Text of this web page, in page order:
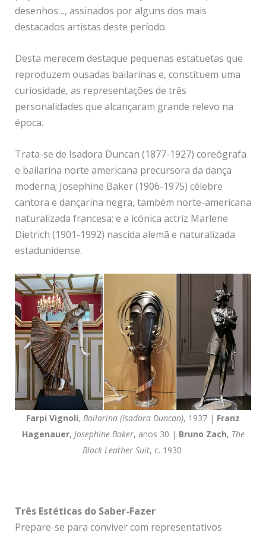
desenhos…, assinados por alguns dos mais
destacados artistas deste período.
Desta merecem destaque pequenas estatuetas que
reproduzem ousadas bailarinas e, constituem uma
curiosidade, as representações de três
personalidades que alcançaram grande relevo na
época.
Trata-se de Isadora Duncan (1877-1927) coreógrafa
e bailarina norte americana precursora da dança
moderna; Josephine Baker (1906-1975) célebre
cantora e dançarina negra, também norte-americana
naturalizada francesa; e a icónica actriz Marlene
Dietrich (1901-1992) nascida alemã e naturalizada
estadunidense.
Farpi Vignoli, Bailarina (Isadora Duncan), 1937 | Franz
Hagenauer, Josephine Baker, anos 30 | Bruno Zach, The
Black Leather Suit, c. 1930
Três Estéticas do Saber-Fazer
Prepare-se para conviver com representativos